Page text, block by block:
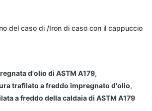
del caso di /Iron di caso con il cappuccio
d'olio di ASTM A179,
trafilato a freddo impregnato d'olio,
a freddo della caldaia di ASTM A179